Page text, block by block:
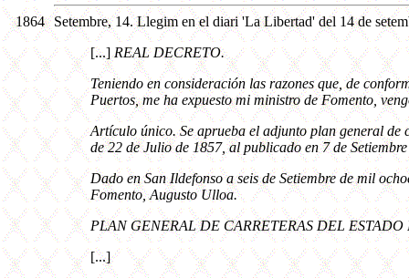
1864 Setembre, 14. Llegim en el diari 'La Libertad' del 14 de
[...]REAL DECRETO.
Teniendo en consideración las razones que, de
Puertos, me ha expuesto mi ministro de Fomento,
Artículo único. Se aprueba el adjunto plan general de
de 22 de Julio de 1857, al publicado en 7 de
Dado en San Ildefonso a seis de Setiembre de mil
Fomento, Augusto Ulloa.
PLAN GENERAL DE CARRETERAS DEL
[...]